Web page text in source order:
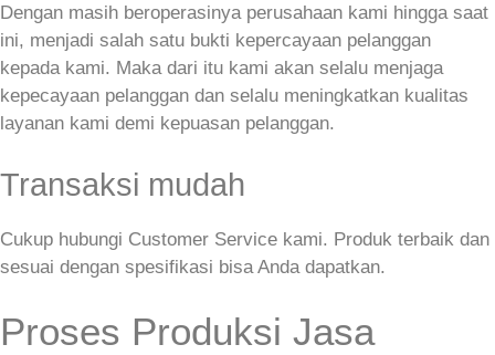
Dengan masih beroperasinya perusahaan kami hingga saat
ini, menjadi salah satu bukti kepercayaan pelanggan
kepada kami. Maka dari itu kami akan selalu menjaga
kepecayaan pelanggan dan selalu meningkatkan kualitas
layanan kami demi kepuasan pelanggan.
Transaksi mudah
Cukup hubungi Customer Service kami. Produk terbaik dan
sesuai dengan spesifikasi bisa Anda dapatkan.
Proses Produksi Jasa